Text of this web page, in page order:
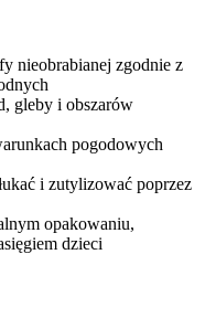
nieobrabianej zgodnie z
gleby i obszarów
pogodowych
i zutylizować poprzez
opakowaniu,
dzieci